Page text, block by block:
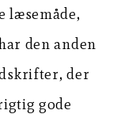
læsemåde,
den anden
der
gode